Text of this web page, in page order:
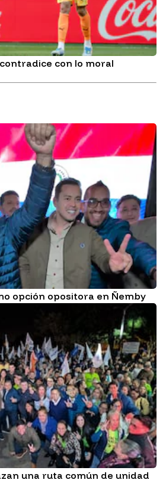
con lo moral
opción opositora en Ñemby
una ruta común de unidad